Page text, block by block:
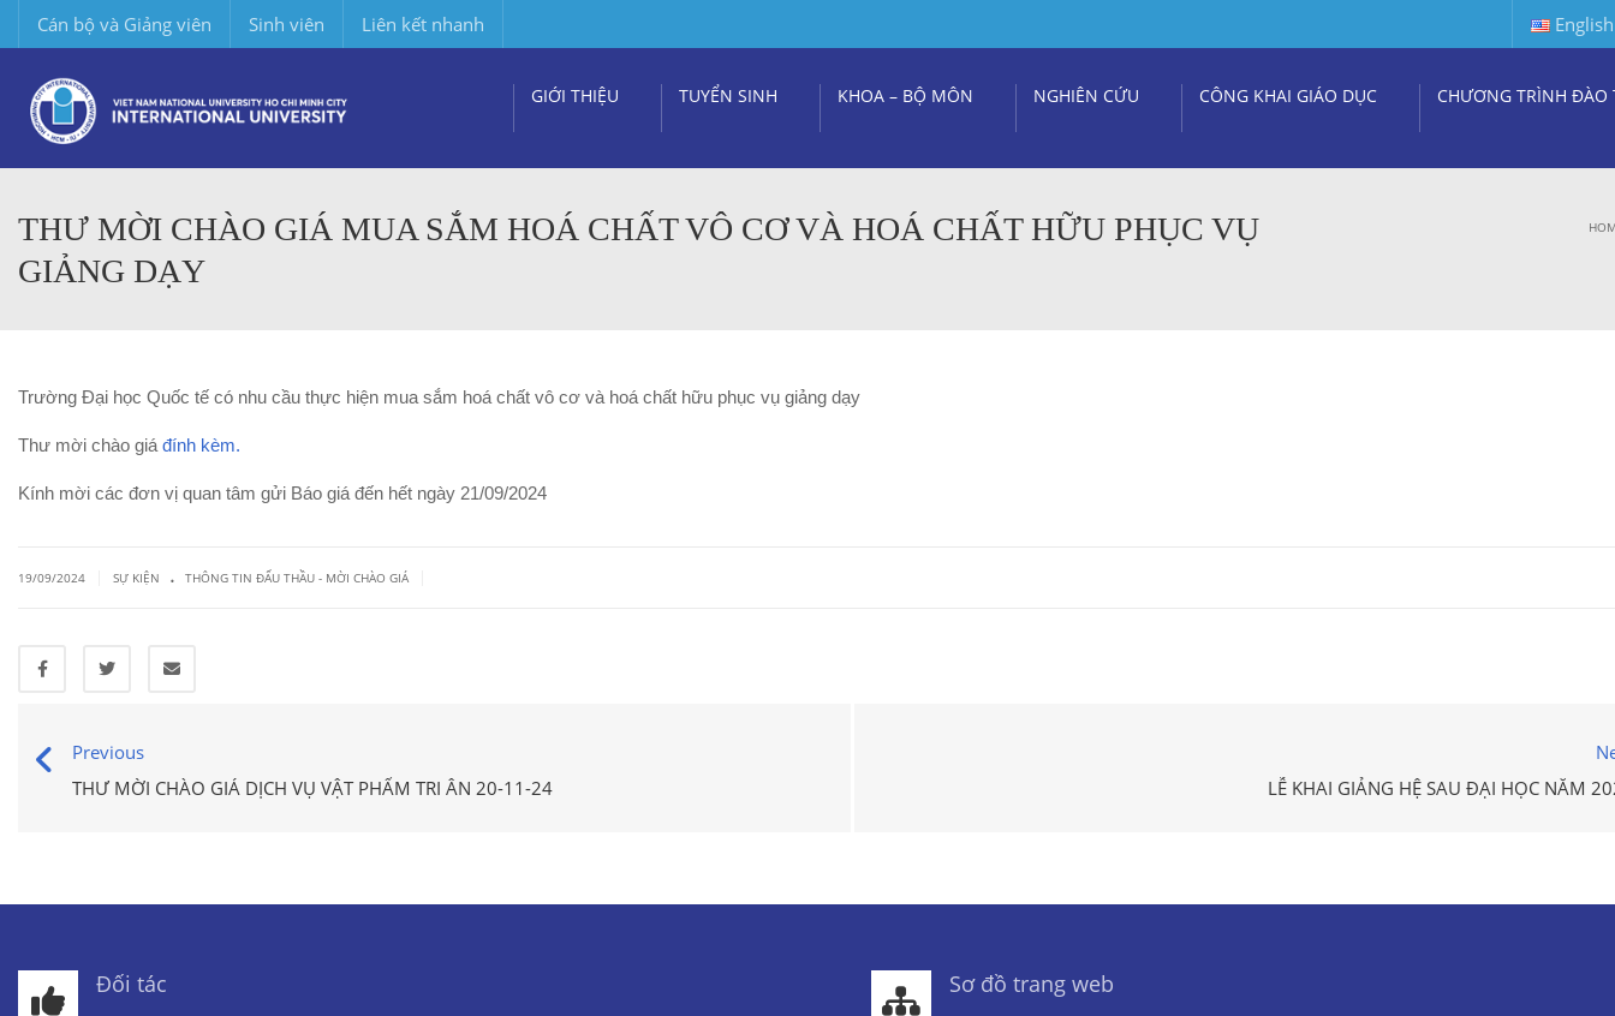
Cán bộ và Giảng viên Sinh viên Liên kết nhanh English
GIỚI THIỆU TUYỂN SINH KHOA – BỘ MÔN NGHIÊN CỨU CÔNG KHAI GIÁO DỤC CHƯƠNG TRÌNH ĐÀO
THƯ MỜI CHÀO GIÁ MUA SẮM HOÁ CHẤT VÔ CƠ VÀ HOÁ CHẤT HỮU PHỤC VỤ
GIẢNG DẠY
Trường Đại học Quốc tế có nhu cầu thực hiện mua sắm hoá chất vô cơ và hoá chất hữu phục vụ giảng dạy
Thư mời chào giá đính kèm.
Kính mời các đơn vị quan tâm gửi Báo giá đến hết ngày 21/09/2024
19/09/2024 SỰ KIỆN . THÔNG TIN ĐẤU THẦU - MỜI CHÀO GIÁ
Previous
THƯ MỜI CHÀO GIÁ DỊCH VỤ VẬT PHẨM TRI ÂN 20-11-24
LỄ KHAI GIẢNG HỆ SAU ĐẠI HỌC NĂM
Đối tác Sơ đồ trang web